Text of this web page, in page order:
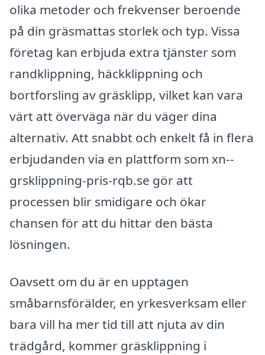
olika metoder och frekvenser beroende
på din gräsmattas storlek och typ. Vissa
företag kan erbjuda extra tjänster som
randklippning, häckklippning och
bortforsling av gräsklipp, vilket kan vara
värt att överväga när du väger dina
alternativ. Att snabbt och enkelt få in flera
erbjudanden via en plattform som xn--
grsklippning-pris-rqb.se gör att
processen blir smidigare och ökar
chansen för att du hittar den bästa
lösningen.
Oavsett om du är en upptagen
småbarnsförälder, en yrkesverksam eller
bara vill ha mer tid till att njuta av din
trädgård, kommer gräsklippning i